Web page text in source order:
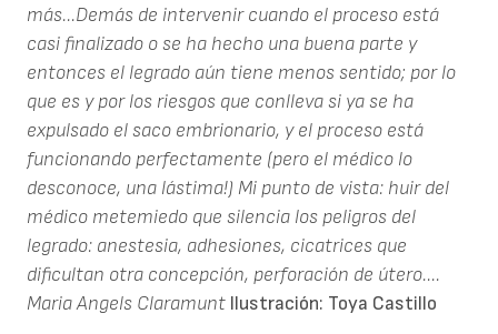
más...Demás de intervenir cuando el proceso está
casi finalizado o se ha hecho una buena parte y
entonces el legrado aún tiene menos sentido; por lo
que es y por los riesgos que conlleva si ya se ha
expulsado el saco embrionario, y el proceso está
funcionando perfectamente (pero el médico lo
desconoce, una lástima!) Mi punto de vista: huir del
médico metemiedo que silencia los peligros del
legrado: anestesia, adhesiones, cicatrices que
dificultan otra concepción, perforación de útero....
Maria Angels Claramunt Ilustración: Toya Castillo